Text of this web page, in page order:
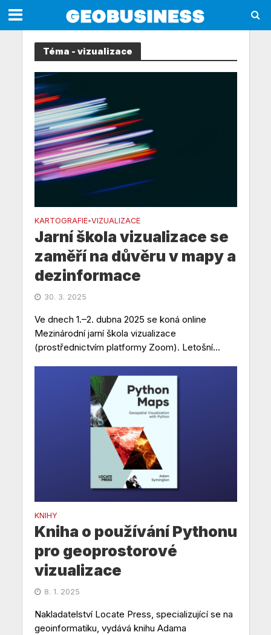
Téma - vizualizace
KARTOGRAFIE•VIZUALIZACE
Jarní škola vizualizace se
zaměří na důvěru v mapy a
dezinformace
30. 3. 2025
Ve dnech 1.–2. dubna 2025 se koná online
Mezinárodní jarní škola vizualizace
(prostřednictvím platformy Zoom). Letošní...
KNIHY
Kniha o používání Pythonu
pro geoprostorové
vizualizace
8. 1. 2025
Nakladatelství Locate Press, specializující se na
geoinformatiku, vydává knihu Adama